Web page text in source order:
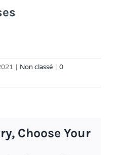
| Non classé | 0
Choose Your